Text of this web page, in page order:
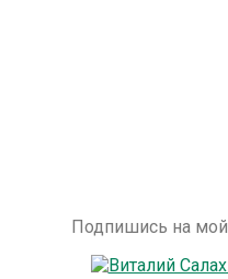
Подпишись на мой